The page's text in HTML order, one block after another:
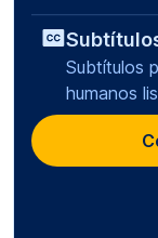
Subtítulos
humanos